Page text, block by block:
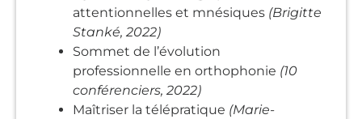
attentionnelles et mnésiques (Brigitte
Stanké, 2022)
Sommet de l’évolution
professionnelle en orthophonie (10
conférenciers, 2022)
Maîtriser la télépratique (Marie-